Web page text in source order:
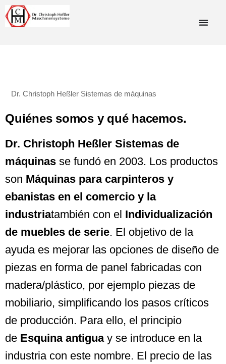
Dr. Christoph Heßler Sistemas de máquinas
Quiénes somos y qué hacemos.
Dr. Christoph Heßler Sistemas de
máquinas se fundó en 2003. Los productos
son Máquinas para carpinteros y
ebanistas en el comercio y la
industriatambién con el Individualización
de muebles de serie. El objetivo de la
ayuda es mejorar las opciones de diseño de
piezas en forma de panel fabricadas con
madera/plástico, por ejemplo piezas de
mobiliario, simplificando los pasos críticos
de producción. Para ello, el principio
de Esquina antiguay se introduce en la
industria con este nombre. El precio de las